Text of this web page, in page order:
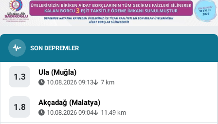
SON DEPREMLER
1.3 Ula (Muğla)
10.08.2026 09:13 7 km
1.8 Akçadağ (Malatya)
10.08.2026 09:04 11.49 km